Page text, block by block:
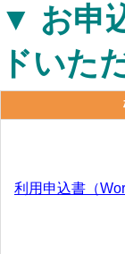
▼ お申
ドいた
利用申込書（